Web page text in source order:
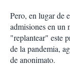
Pero, en lugar de
admisiones en un
"replantear" este
de la pandemia,
de anonimato.